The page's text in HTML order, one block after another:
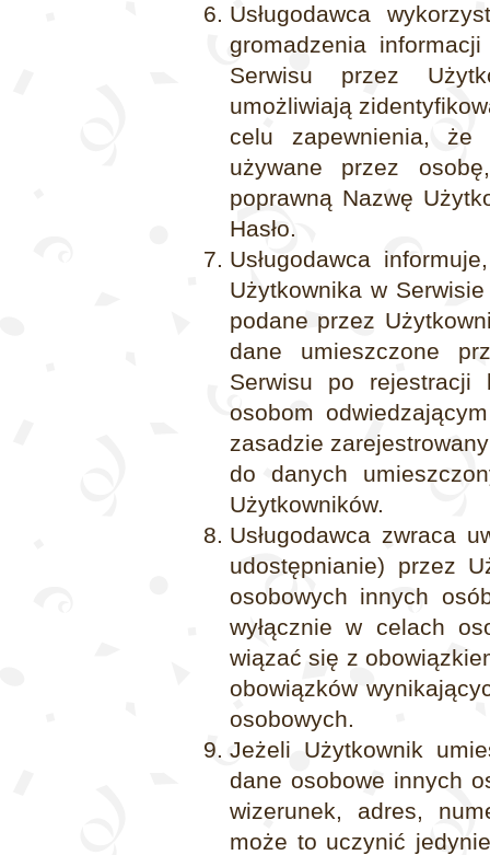
Usługodawca
gromadzenia
Serwisu przez
umożliwiają
celu zapewnienia, że
używane przez
poprawną Nazwę
Hasło.
Usługodawca
Użytkownika w
podane przez
dane umieszczone
Serwisu po rejestracji
osobom
zasadzie
do danych
Użytkowników.
Usługodawca zwraca
udostępnianie) przez
osobowych innych
wyłącznie w celach
wiązać się z
obowiązków
osobowych.
Jeżeli Użytkownik
dane osobowe innych
wizerunek, adres,
może to uczynić